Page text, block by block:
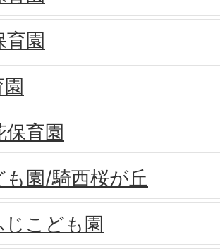
育園
保育園
も園/騎西桜が丘
じこども園